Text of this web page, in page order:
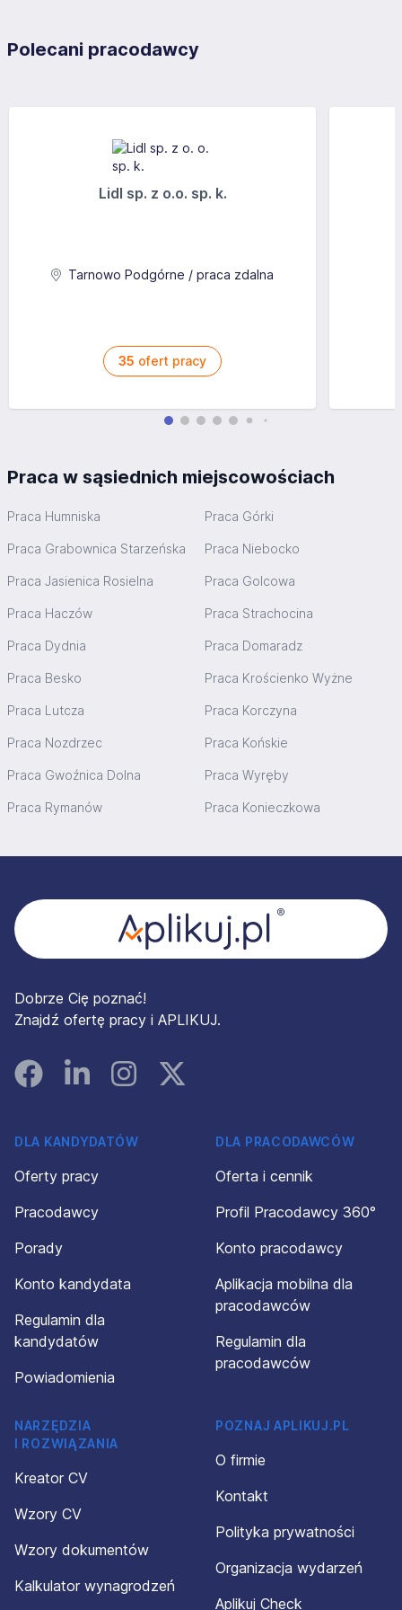
Polecani pracodawcy
Lidl sp. z o.o. sp. k.
Tarnowo Podgórne / praca zdalna
35 ofert pracy
Praca w sąsiednich miejscowościach
Praca Humniska Praca Górki
Praca Grabownica Starzeńska Praca Niebocko
Praca Jasienica Rosielna Praca Golcowa
Praca Haczów Praca Strachocina
Praca Dydnia Praca Domaradz
Praca Besko Praca Krościenko Wyżne
Praca Lutcza Praca Korczyna
Praca Nozdrzec Praca Końskie
Praca Gwoźnica Dolna Praca Wyręby
Praca Rymanów Praca Konieczkowa
Dobrze Cię poznać!
Znajdź ofertę pracy i APLIKUJ.
FacebookLinked InInstagramInstagram
DLA KANDYDATÓW
Oferty pracy
Pracodawcy
Porady
Konto kandydata
Regulamin dla
kandydatów
Powiadomienia
DLA PRACODAWCÓW
Oferta i cennik
Profil Pracodawcy 360°
Konto pracodawcy
Aplikacja mobilna dla
pracodawców
Regulamin dla
pracodawców
NARZĘDZIA
I ROZWIĄZANIA
Kreator CV
Wzory CV
Wzory dokumentów
Kalkulator wynagrodzeń
POZNAJ APLIKUJ.PL
O firmie
Kontakt
Polityka prywatności
Organizacja wydarzeń
Aplikuj Check